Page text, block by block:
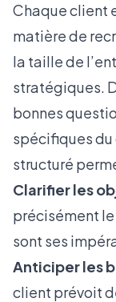
Chaque client
matière de
la taille de
stratégiques.
bonnes
spécifiques
structuré
Clarifier les
précisément
sont ses
Anticiper les
client prévoit